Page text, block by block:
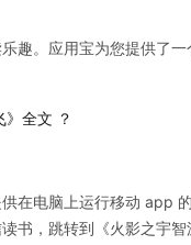
趣。应用宝为您提供了
全文 ？
在电脑上运行移动 app
书，跳转到《火影之宇